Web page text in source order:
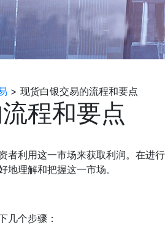
> 现货白银交易的流程和要点
程和要点
者利用这一市场来获取利润。在进
理解和把握这一市场。
几个步骤：